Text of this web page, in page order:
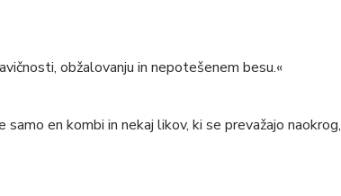
obžalovanju in nepotešenem besu.«
en kombi in nekaj likov, ki se prevažajo naokrog,